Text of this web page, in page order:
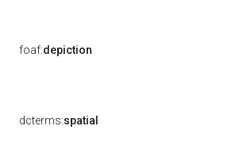
foaf:depiction
dcterms:spatial